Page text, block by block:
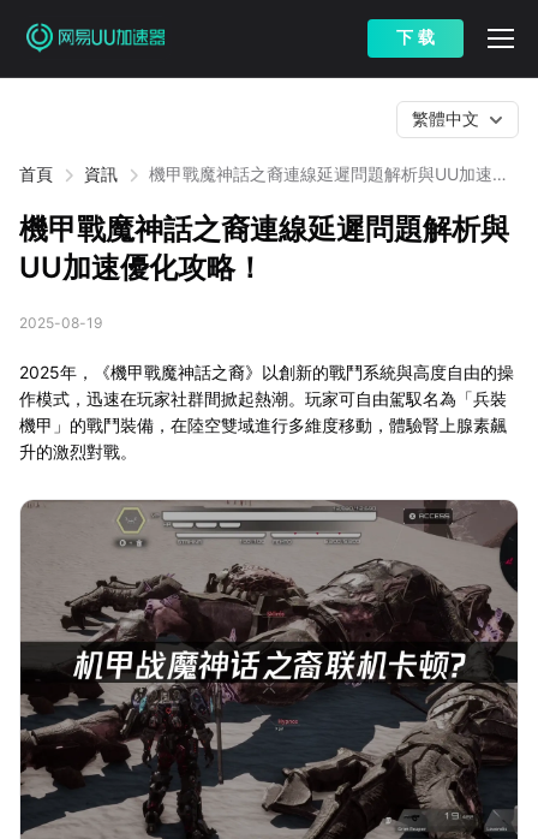
下 载
首頁 資訊
機甲戰魔神話之裔連線延遲問題解析與UU加速優
繁體中文
機甲戰魔神話之裔連線延遲問題解析與
UU加速優化攻略！
2025-08-19
2025年，《機甲戰魔神話之裔》以創新的戰鬥系統與高度自由的操
作模式，迅速在玩家社群間掀起熱潮。玩家可自由駕馭名為「兵裝
機甲」的戰鬥裝備，在陸空雙域進行多維度移動，體驗腎上腺素飆
升的激烈對戰。